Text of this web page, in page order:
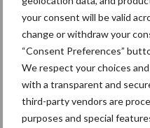
your consent will be valid
change or withdraw your
“Consent Preferences”
We respect your choices
with a transparent and
third-party vendors are
purposes and special
Recent nieuws
8 jan